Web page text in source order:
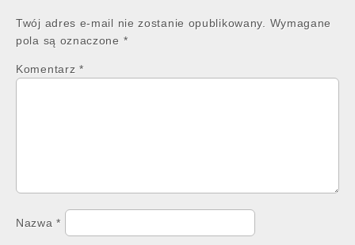
Twój adres e-mail nie zostanie opublikowany.
Wymagane
pola są oznaczone *
Komentarz *
Nazwa*